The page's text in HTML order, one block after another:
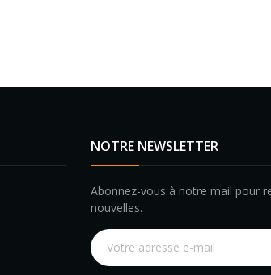
NOTRE NEWSLETTER
Abonnez-vous à notre mail pour
nouvelles.